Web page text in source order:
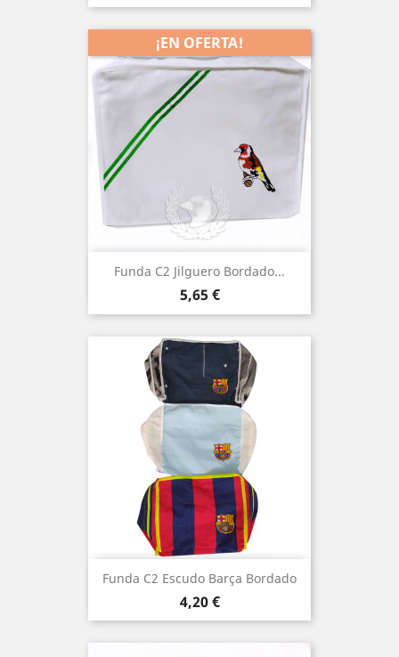
Funda C2 Jilguero Bordado...
Precio
5,65 €
¡EN OFERTA!
Funda C2 Escudo Barça Bordado
Precio
4,20 €